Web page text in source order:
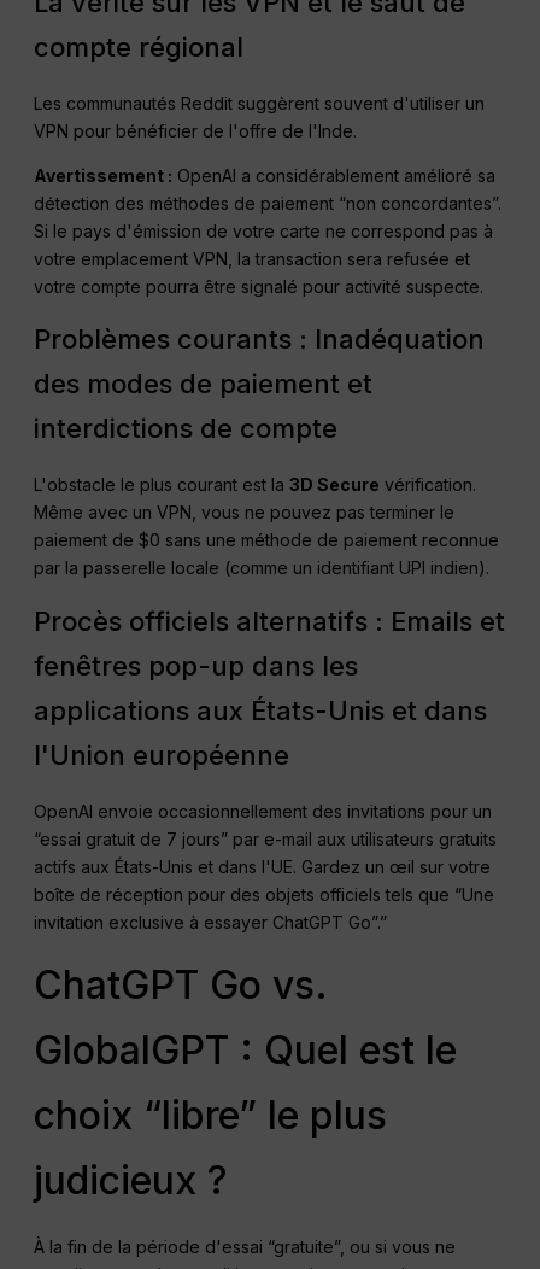
compte régional
Les communautés Reddit suggèrent souvent d'utiliser un
VPN pour bénéficier de l'offre de l'Inde.
Avertissement : OpenAI a considérablement amélioré sa
détection des méthodes de paiement “non concordantes”.
Si le pays d'émission de votre carte ne correspond pas à
votre emplacement VPN, la transaction sera refusée et
votre compte pourra être signalé pour activité suspecte.
Problèmes courants : Inadéquation
des modes de paiement et
interdictions de compte
L'obstacle le plus courant est la3D Secure vérification.
Même avec un VPN, vous ne pouvez pas terminer le
paiement de $0 sans une méthode de paiement reconnue
par la passerelle locale (comme un identifiant UPI indien).
Procès officiels alternatifs : Emails et
fenêtres pop-up dans les
applications aux États-Unis et dans
l'Union européenne
OpenAI envoie occasionnellement des invitations pour un
“essai gratuit de 7 jours” par e-mail aux utilisateurs gratuits
actifs aux États-Unis et dans l'UE. Gardez un œil sur votre
boîte de réception pour des objets officiels tels que “Une
invitation exclusive à essayer ChatGPT Go”.”
ChatGPT Go vs.
GlobalGPT : Quel est le
choix “libre” le plus
judicieux ?
À la fin de la période d'essai “gratuite”, ou si vous ne